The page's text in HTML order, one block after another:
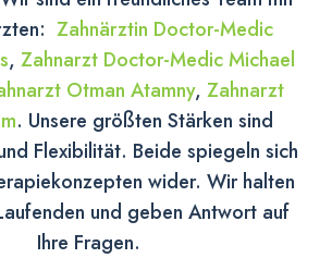
Online-Termine
Zahnärztin Doctor-Medic
, Zahnarzt Doctor-Medic Michael
Otman Atamny, Zahnarzt
. Unsere größten Stärken sind
Flexibilität. Beide spiegeln sich
wider. Wir halten
und geben Antwort auf
Ihre Fragen.